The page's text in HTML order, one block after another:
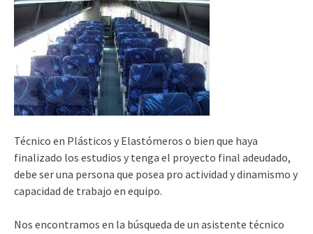
Técnico en Plásticos y Elastómeros o bien que haya
finalizado los estudios y tenga el proyecto final adeudado,
debe ser una persona que posea pro actividad y dinamismo y
capacidad de trabajo en equipo.
Nos encontramos en la búsqueda de un asistente técnico